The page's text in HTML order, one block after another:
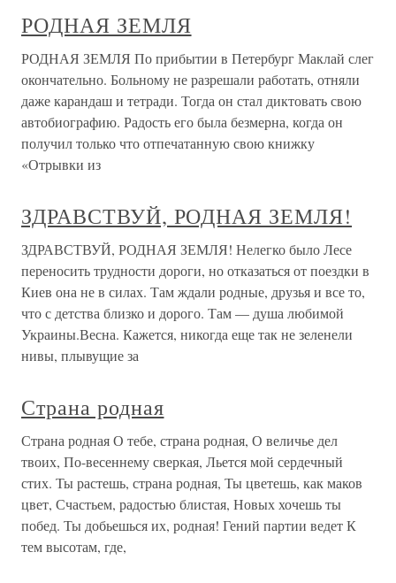
РОДНАЯ ЗЕМЛЯ
РОДНАЯ ЗЕМЛЯ По прибытии в Петербург Маклай слег
окончательно. Больному не разрешали работать, отняли
даже карандаш и тетради. Тогда он стал диктовать свою
автобиографию. Радость его была безмерна, когда он
получил только что отпечатанную свою книжку
«Отрывки из
ЗДРАВСТВУЙ, РОДНАЯ ЗЕМЛЯ!
ЗДРАВСТВУЙ, РОДНАЯ ЗЕМЛЯ! Нелегко было Лесе
переносить трудности дороги, но отказаться от поездки в
Киев она не в силах. Там ждали родные, друзья и все то,
что с детства близко и дорого. Там — душа любимой
Украины.Весна. Кажется, никогда еще так не зеленели
нивы, плывущие за
Страна родная
Страна родная О тебе, страна родная, О величье дел
твоих, По-весеннему сверкая, Льется мой сердечный
стих. Ты растешь, страна родная, Ты цветешь, как маков
цвет, Счастьем, радостью блистая, Новых хочешь ты
побед. Ты добьешься их, родная! Гений партии ведет К
тем высотам, где,